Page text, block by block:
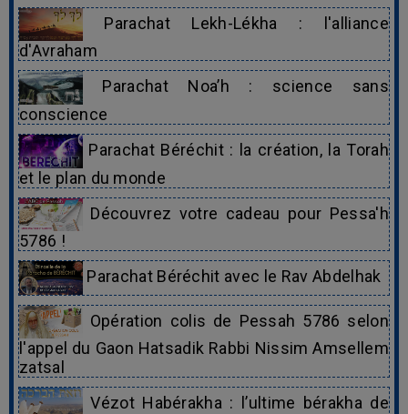
Parachat Lekh-Lékha : l'alliance
d'Avraham
Parachat Noa’h : science sans
conscience
Parachat Béréchit : la création, la Torah
et le plan du monde
Découvrez votre cadeau pour Pessa'h
5786 !
Parachat Béréchit avec le Rav Abdelhak
Opération colis de Pessah 5786 selon
l'appel du Gaon Hatsadik Rabbi Nissim Amsellem
zatsal
Vézot Habérakha : l’ultime bérakha de